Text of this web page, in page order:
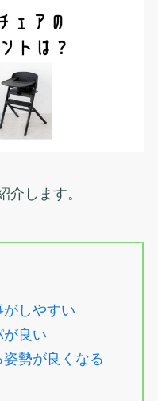
介します。
しやすい
良い
勢が良くなる